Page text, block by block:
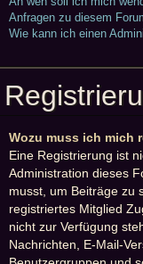
Anfragen zu diesem
Wie kann ich einen
Wozu muss ich mich
Eine Registrierung ist
Administration dieses
musst, um Beiträge zu
registriertes Mitglied
nicht zur Verfügung
Nachrichten, E-Mail-